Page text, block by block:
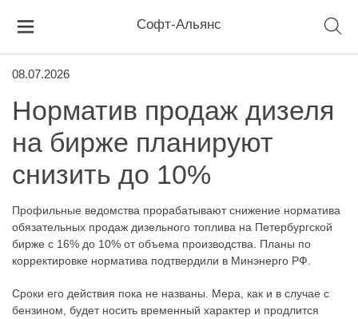
Софт-Альянс
08.07.2026
Норматив продаж дизеля
на бирже планируют
снизить до 10%
Профильные ведомства прорабатывают снижение норматива
обязательных продаж дизельного топлива на Петербургской
бирже с 16% до 10% от объема производства. Планы по
корректировке норматива подтвердили в Минэнерго РФ.
Сроки его действия пока не названы. Мера, как и в случае с
бензином, будет носить временный характер и продлится